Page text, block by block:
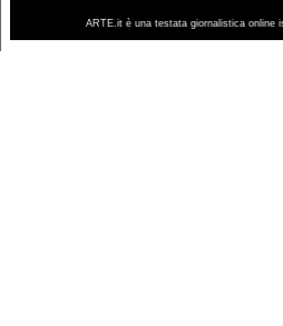
ARTE.it è una testata giornalistica online